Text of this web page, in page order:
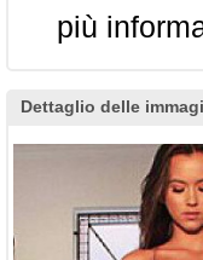
più
Dettaglio delle